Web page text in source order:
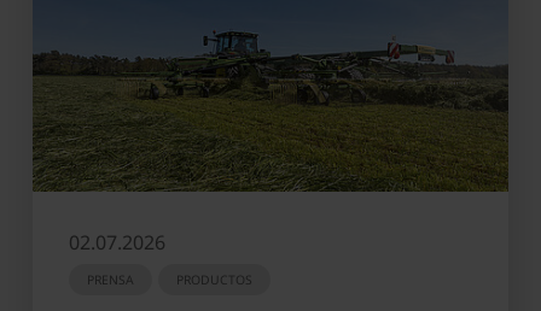
02.07.2026
PRENSA PRODUCTOS